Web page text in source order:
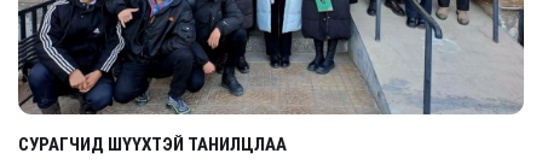
СУРАГЧИД ШҮҮХТЭЙ ТАНИЛЦЛАА